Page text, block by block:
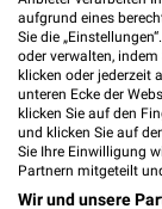
dm
aufgrund eines
Sie die
oder verwalten,
klicken oder jederzeit
unteren Ecke der
klicken Sie auf den
und klicken Sie auf
Sie Ihre Einwilligung
Partnern mitgeteilt
Wir und unsere